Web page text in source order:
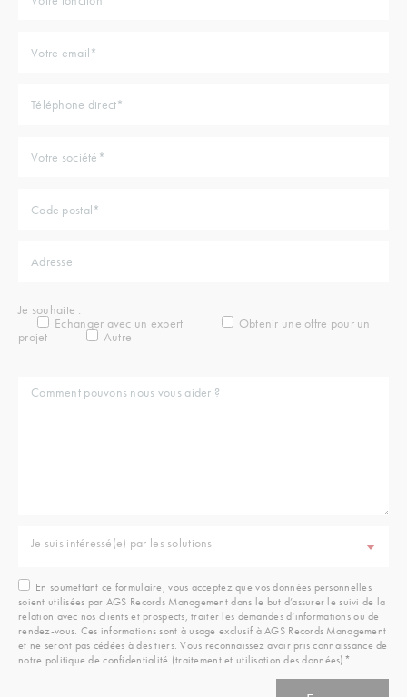
Je souhaite :
Echanger avec un expert
Obtenir une offre pour un
projet
Autre
Je suis intéressé(e) par les solutions
En soumettant ce formulaire, vous acceptez que vos données personnelles
soient utilisées par AGS Records Management dans le but d’assurer le suivi de la
relation avec nos clients et prospects, traiter les demandes d’informations ou de
rendez-vous. Ces informations sont à usage exclusif à AGS Records Management
et ne seront pas cédées à des tiers. Vous reconnaissez avoir pris connaissance de
notre politique de confidentialité (traitement et utilisation des données)*